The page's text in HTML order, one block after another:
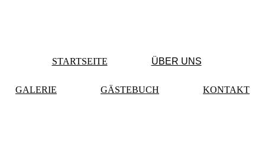
STARTSEITE ÜBER UNS
GALERIE GÄSTEBUCH KONTAKT